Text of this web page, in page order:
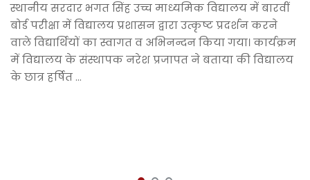
स्थानीय सरदार भगत सिंह उच्च माध्यमिक विद्यालय में बारवीं
बोर्ड परीक्षा में विद्यालय प्रशासन द्वारा उत्कृष्ट प्रदर्शन करने
वाले विद्यार्थियों का स्वागत व अभिनन्दन किया गया। कार्यक्रम
में विद्यालय के संस्थापक नरेश प्रजापत ने बताया की विद्यालय
के छात्र हर्षित …